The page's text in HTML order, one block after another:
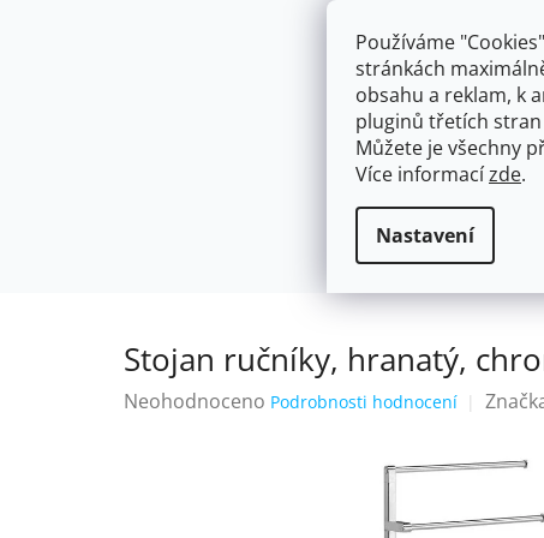
Používáme
stránkách
obsahu a reklam, k
pluginů třetích
Můžete je všechny
Více informacízde.
Nastavení
NÁSTĚNNÉ 150/100MM SE SPRCHOU
Držáky na Ručníky a Utěrky
Stojan ručníky, hranatý,
Průměrné
Neohodnoceno Podrobnosti hodnocení